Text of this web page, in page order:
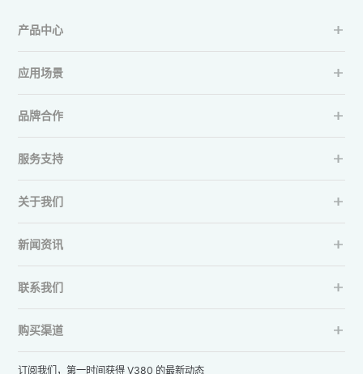
产品中心
应用场景
品牌合作
服务支持
关于我们
新闻资讯
联系我们
购买渠道
订阅我们，第一时间获得 V380 的最新动态